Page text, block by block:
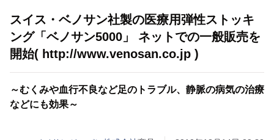
スイス・ベノサン社製の医療用弾性ストッキ
ング「ベノサン5000」 ネットでの一般販売を
開始( http://www.venosan.co.jp )
～むくみや血行不良など足のトラブル、静脈の病気の治療
などにも効果～